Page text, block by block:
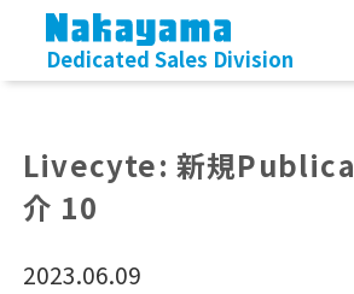
Dedicated Sales Division
Livecyte: 新規
介 10
2023.06.09